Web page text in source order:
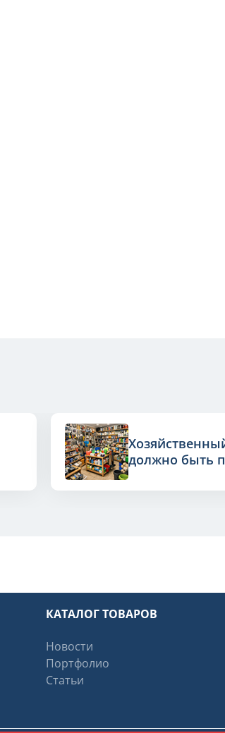
должно быть
КАТАЛОГ ТОВАРОВ
Новости
Портфолио
Статьи